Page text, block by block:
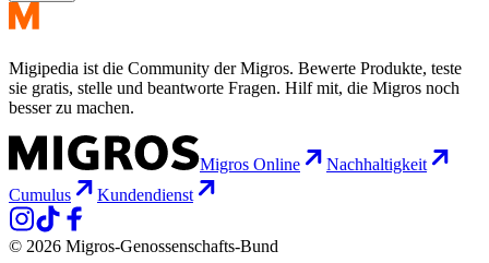
Migipedia ist die Community der Migros. Bewerte Produkte, teste
sie gratis, stelle und beantworte Fragen. Hilf mit, die Migros noch
besser zu machen.
Migros Online
Nachhaltigkeit
Cumulus
Kundendienst
© 2026 Migros-Genossenschafts-Bund